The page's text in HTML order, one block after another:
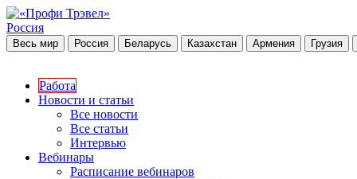
Россия
Весь мир Россия Беларусь Казахстан Армения Грузия
Работа
Новости и статьи
Все новости
Все статьи
Интервью
Вебинары
Расписание вебинаров